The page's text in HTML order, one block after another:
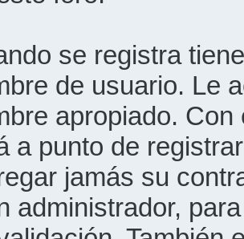
se registra
de usuario. Le
apropiado.
a punto de
jamás su
administrador,